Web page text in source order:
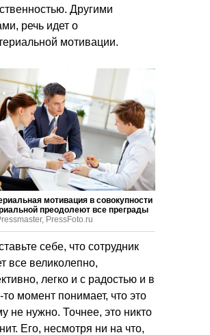
Другими
речь идет о
мотивации.
мотивация в совокупности
преодолеют все преграды
PressFoto.ru
себе, что сотрудник
все великолепно,
легко и с радостью и в
то момент понимает, что это
не нужно. Точнее, это никто
Его, несмотря ни на что,